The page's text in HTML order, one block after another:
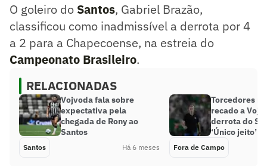
O goleiro do Santos, Gabriel Brazão,
classificou como inadmissível a derrota por 4
a 2 para a Chapecoense, na estreia do
Campeonato Brasileiro.
RELACIONADAS
Vojvoda fala sobre
expectativa pela
chegada de Rony ao
Santos
Santos Há 6 meses
Torcedores
recado a
derrota do
‘Único jeito’
Fora de Campo